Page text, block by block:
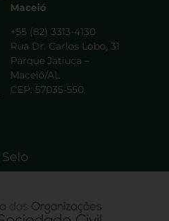
Maceió
+55 (82) 3313-4130
Rua Dr. Carlos Lobo, 31
Parque Jatiuca –
Maceió/AL
CEP: 57035-550
Selo